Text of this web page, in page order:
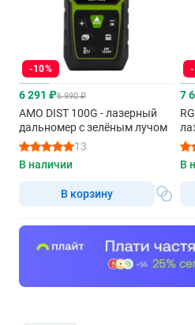
-10%
6 291 ₽6 990 ₽
AMO DIST 100G - лазерный
дальномер с зелёным лучом
13
В наличии
В корзину
7
В